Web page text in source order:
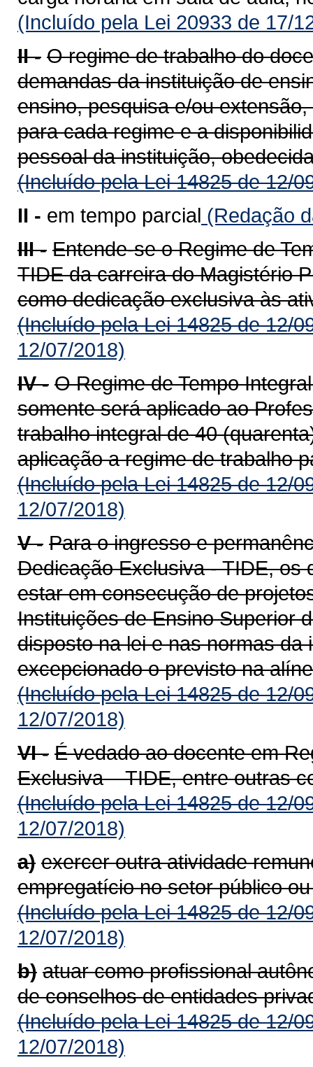
(Incluído pela Lei 20933 de 17/
II - O regime de trabalho do
demandas da instituição de
ensino, pesquisa e/ou
para cada regime e a
pessoal da instituição,
(Incluído pela Lei 14825 de 12/
II - em tempo parcial (Redação
III - Entende-se o Regime de
TIDE da carreira do Magistério
como dedicação exclusiva às
(Incluído pela Lei 14825 de 12/
12/07/2018)
IV - O Regime de Tempo
somente será aplicado ao
trabalho integral de 40
aplicação a regime de trabalho
(Incluído pela Lei 14825 de 12/
12/07/2018)
V - Para o ingresso e
Dedicação Exclusiva - TIDE, os
estar em consecução de
Instituições de Ensino Superior
disposto na lei e nas normas da
excepcionado o previsto na
(Incluído pela Lei 14825 de 12/
12/07/2018)
VI - É vedado ao docente em
Exclusiva – TIDE, entre outras
(Incluído pela Lei 14825 de 12/
12/07/2018)
a) exercer outra atividade
empregatício no setor público
(Incluído pela Lei 14825 de 12/
12/07/2018)
b) atuar como profissional
de conselhos de entidades
(Incluído pela Lei 14825 de 12/
12/07/2018)